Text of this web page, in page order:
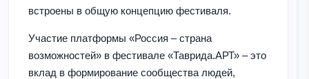
встроены в общую концепцию фестиваля.
Участие платформы «Россия – страна
возможностей» в фестивале «Таврида.АРТ» – это
вклад в формирование сообщества людей,